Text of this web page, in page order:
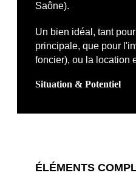
Saône).
Un bien idéal, tant
principale, que pour
foncier), ou la location
Situation & Potentiel
ÉLÉMENTS